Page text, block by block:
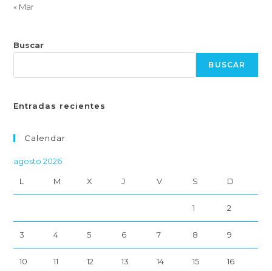
« Mar
Buscar
BUSCAR
Entradas recientes
Calendar
agosto 2026
L M X J V S D
1 2
3 4 5 6 7 8 9
10 11 12 13 14 15 16